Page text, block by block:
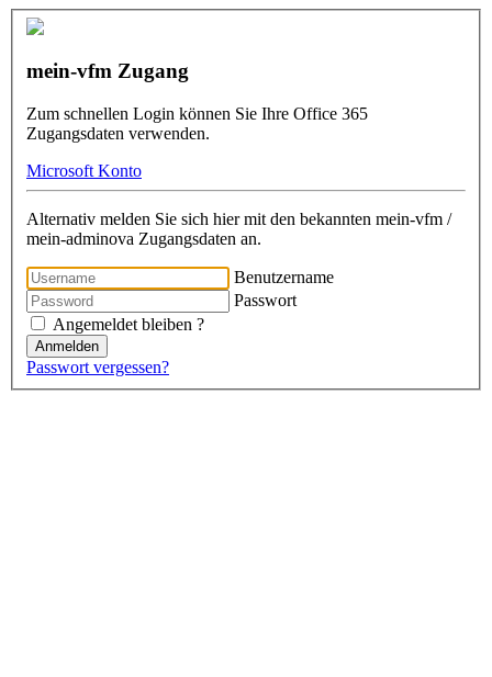
mein-vfm Zugang
Zum schnellen Login können Sie Ihre Office 365
Zugangsdaten verwenden.
Microsoft Konto
Alternativ melden Sie sich hier mit den bekannten mein-vfm /
mein-adminova Zugangsdaten an.
Benutzername
Passwort
Angemeldet bleiben ?
Anmelden
Passwort vergessen?